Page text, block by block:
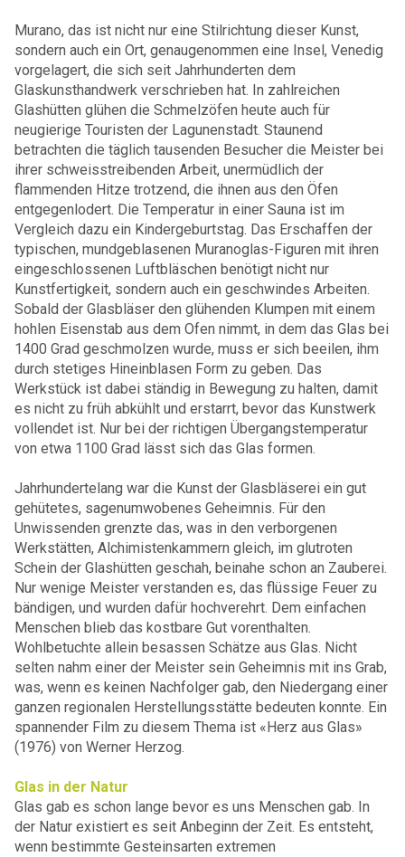
Murano, das ist nicht nur eine Stilrichtung dieser Kunst,
sondern auch ein Ort, genaugenommen eine Insel, Venedig
vorgelagert, die sich seit Jahrhunderten dem
Glaskunsthandwerk verschrieben hat. In zahlreichen
Glashütten glühen die Schmelzöfen heute auch für
neugierige Touristen der Lagunenstadt. Staunend
betrachten die täglich tausenden Besucher die Meister bei
ihrer schweisstreibenden Arbeit, unermüdlich der
flammenden Hitze trotzend, die ihnen aus den Öfen
entgegenlodert. Die Temperatur in einer Sauna ist im
Vergleich dazu ein Kindergeburtstag. Das Erschaffen der
typischen, mundgeblasenen Muranoglas-Figuren mit ihren
eingeschlossenen Luftbläschen benötigt nicht nur
Kunstfertigkeit, sondern auch ein geschwindes Arbeiten.
Sobald der Glasbläser den glühenden Klumpen mit einem
hohlen Eisenstab aus dem Ofen nimmt, in dem das Glas bei
1400 Grad geschmolzen wurde, muss er sich beeilen, ihm
durch stetiges Hineinblasen Form zu geben. Das
Werkstück ist dabei ständig in Bewegung zu halten, damit
es nicht zu früh abkühlt und erstarrt, bevor das Kunstwerk
vollendet ist. Nur bei der richtigen Übergangstemperatur
von etwa 1100 Grad lässt sich das Glas formen.
Jahrhundertelang war die Kunst der Glasbläserei ein gut
gehütetes, sagenumwobenes Geheimnis. Für den
Unwissenden grenzte das, was in den verborgenen
Werkstätten, Alchimistenkammern gleich, im glutroten
Schein der Glashütten geschah, beinahe schon an Zauberei.
Nur wenige Meister verstanden es, das flüssige Feuer zu
bändigen, und wurden dafür hochverehrt. Dem einfachen
Menschen blieb das kostbare Gut vorenthalten.
Wohlbetuchte allein besassen Schätze aus Glas. Nicht
selten nahm einer der Meister sein Geheimnis mit ins Grab,
was, wenn es keinen Nachfolger gab, den Niedergang einer
ganzen regionalen Herstellungsstätte bedeuten konnte. Ein
spannender Film zu diesem Thema ist «Herz aus Glas»
(1976) von Werner Herzog.
Glas in der Natur
Glas gab es schon lange bevor es uns Menschen gab. In
der Natur existiert es seit Anbeginn der Zeit. Es entsteht,
wenn bestimmte Gesteinsarten extremen